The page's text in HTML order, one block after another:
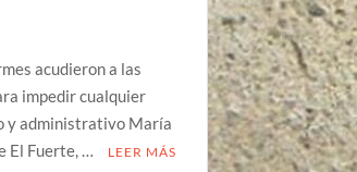
acudieron a las
impedir cualquier
y administrativo María
El Fuerte, …
LEER MÁS